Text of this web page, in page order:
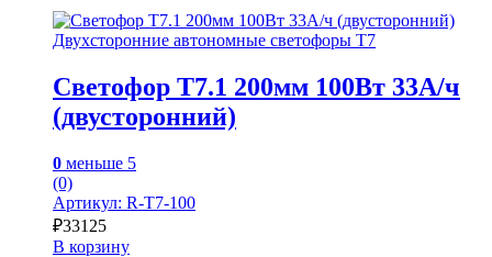
Двухсторонние автономные светофоры Т7
Светофор Т7.1 200мм 100Вт 33А/ч
(двусторонний)
0 меньше 5
(0)
Артикул: R-Т7-100
₽33125
В корзину